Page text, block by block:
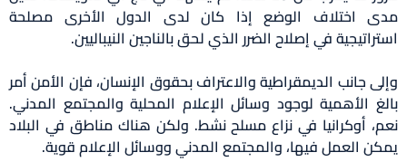
مدى اختلاف الوضع إذا كان لدى الدول الأخرى مصلحة
استراتيجية في إصلاح الضرر الذي لحق بالناجين النيباليين.
وإلى جانب الديمقراطية والاعتراف بحقوق الإنسان، فإن الأمن أمر
بالغ الأهمية لوجود وسائل الإعلام المحلية والمجتمع المدني.
نعم، أوكرانيا في نزاع مسلح نشط. ولكن هناك مناطق في البلاد
يمكن العمل فيها، والمجتمع المدني ووسائل الإعلام قوية.